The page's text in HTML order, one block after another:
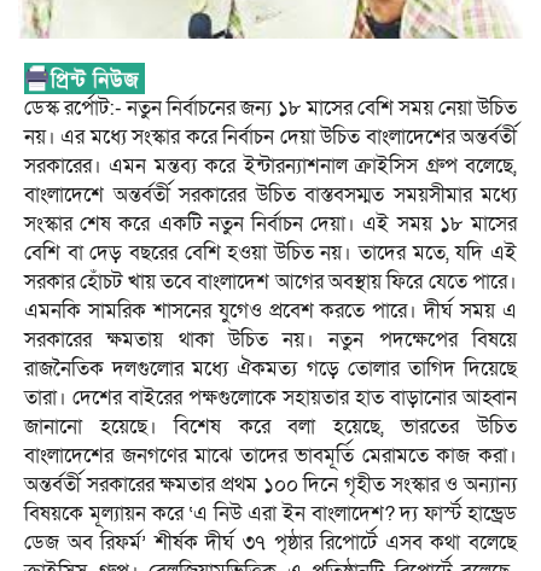
ডেস্ক রর্পোট:- নতুন নির্বাচনের জন্য ১৮ মাসের বেশি সময় নেয়া উচিত
নয়। এর মধ্যে সংস্কার করে নির্বাচন দেয়া উচিত বাংলাদেশের অন্তর্বর্তী
সরকারের। এমন মন্তব্য করে ইন্টারন্যাশনাল ক্রাইসিস গ্রুপ বলেছে,
বাংলাদেশে অন্তর্বর্তী সরকারের উচিত বাস্তবসম্মত সময়সীমার মধ্যে
সংস্কার শেষ করে একটি নতুন নির্বাচন দেয়া। এই সময় ১৮ মাসের
বেশি বা দেড় বছরের বেশি হওয়া উচিত নয়। তাদের মতে, যদি এই
সরকার হোঁচট খায় তবে বাংলাদেশ আগের অবস্থায় ফিরে যেতে পারে।
এমনকি সামরিক শাসনের যুগেও প্রবেশ করতে পারে। দীর্ঘ সময় এ
সরকারের ক্ষমতায় থাকা উচিত নয়। নতুন পদক্ষেপের বিষয়ে
রাজনৈতিক দলগুলোর মধ্যে ঐকমত্য গড়ে তোলার তাগিদ দিয়েছে
তারা। দেশের বাইরের পক্ষগুলোকে সহায়তার হাত বাড়ানোর আহ্বান
জানানো হয়েছে। বিশেষ করে বলা হয়েছে, ভারতের উচিত
বাংলাদেশের জনগণের মাঝে তাদের ভাবমূর্তি মেরামতে কাজ করা।
অন্তর্বর্তী সরকারের ক্ষমতার প্রথম ১০০ দিনে গৃহীত সংস্কার ও অন্যান্য
বিষয়কে মূল্যায়ন করে ‘এ নিউ এরা ইন বাংলাদেশ? দ্য ফার্স্ট হান্ড্রেড
ডেজ অব রিফর্ম’ শীর্ষক দীর্ঘ ৩৭ পৃষ্ঠার রিপোর্টে এসব কথা বলেছে